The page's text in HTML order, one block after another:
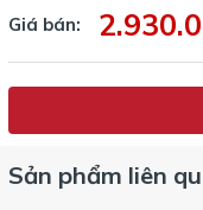
✅Thẩm mỹ cao: bề
xe
✅Tăng trải nghiệm:
🎯Sản phẩm phù hợp
Giá bán:
Sản phẩm liên